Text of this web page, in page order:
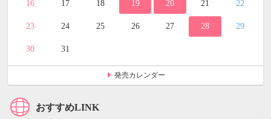
16 17 18 19 20 21 22
23 24 25 26 27 28 29
30 31
発売カレンダー
おすすめLINK